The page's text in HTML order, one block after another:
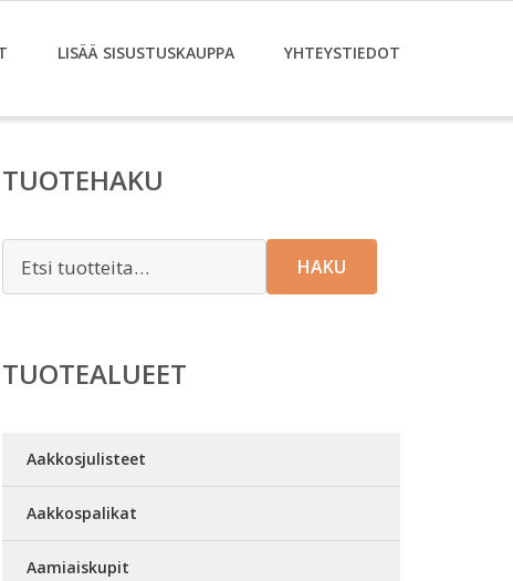
LISÄÄ SISUSTUSKAUPPA YHTEYSTIEDOT
TUOTEHAKU
HAKU
TUOTEALUEET
Aakkosjulisteet
Aakkospalikat
Aamiaiskupit